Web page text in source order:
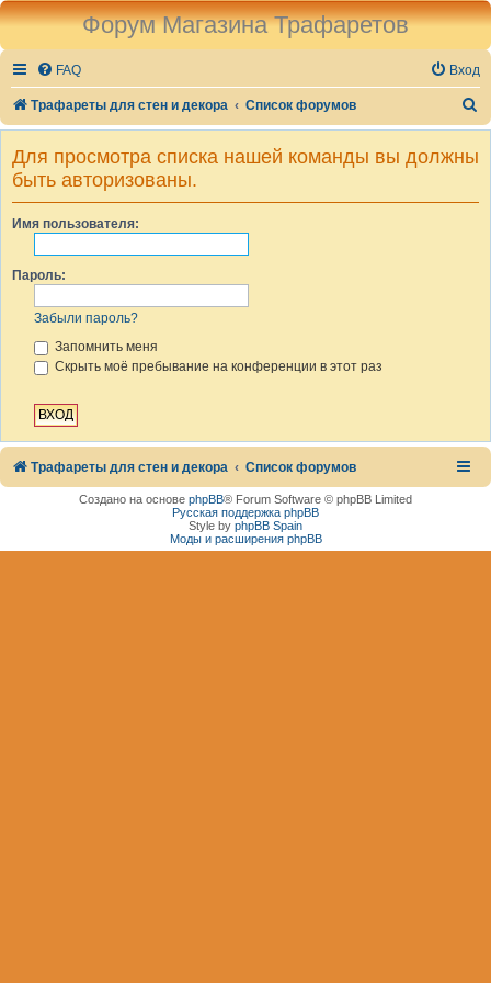
Форум Магазина Трафаретов
FAQ Вход
Трафареты для стен и декора Список форумов
о
Для просмотра списка нашей команды вы должны
быть авторизованы.
Имя пользователя:
Пароль:
Забыли пароль?
Запомнить меня
Скрыть моё пребывание на конференции в этот раз
Трафареты для стен и декора Список форумов
Создано на основе phpBB® Forum Software © phpBB Limited
Русская поддержка phpBB
Style by phpBB Spain
Моды и расширения phpBB